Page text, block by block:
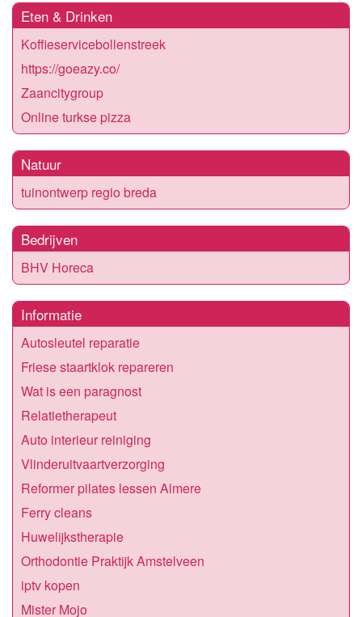
Eten & Drinken
Koffieservicebollenstreek
https://goeazy.co/
Zaancitygroup
Online turkse pizza
Natuur
tuinontwerp regio breda
Bedrijven
BHV Horeca
Informatie
Autosleutel reparatie
Friese staartklok repareren
Wat is een paragnost
Relatietherapeut
Auto interieur reiniging
Vlinderuitvaartverzorging
Reformer pilates lessen Almere
Ferry cleans
Huwelijkstherapie
Orthodontie Praktijk Amstelveen
iptv kopen
Mister Mojo